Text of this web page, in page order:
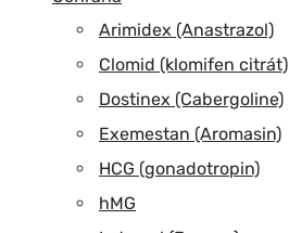
Arimidex (Anastrazol)
Clomid (klomifen citrát)
Dostinex (Cabergoline)
Exemestan (Aromasin)
HCG (gonadotropin)
hMG